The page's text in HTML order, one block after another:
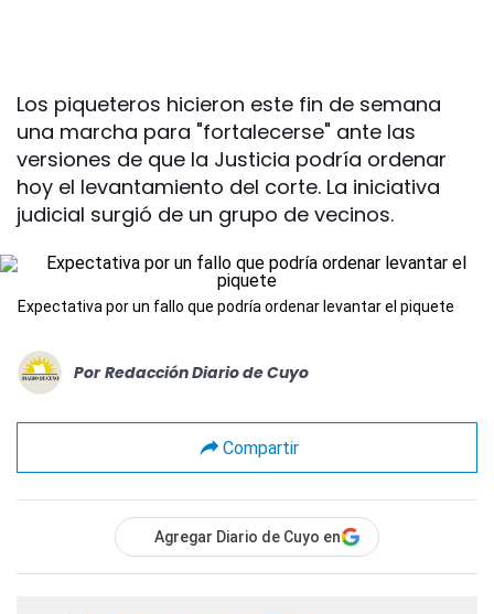
Los piqueteros hicieron este fin de semana
una marcha para "fortalecerse" ante las
versiones de que la Justicia podría ordenar
hoy el levantamiento del corte. La iniciativa
judicial surgió de un grupo de vecinos.
Expectativa por un fallo que podría ordenar levantar el piquete
Por Redacción Diario de Cuyo
Compartir
Agregar Diario de Cuyo en